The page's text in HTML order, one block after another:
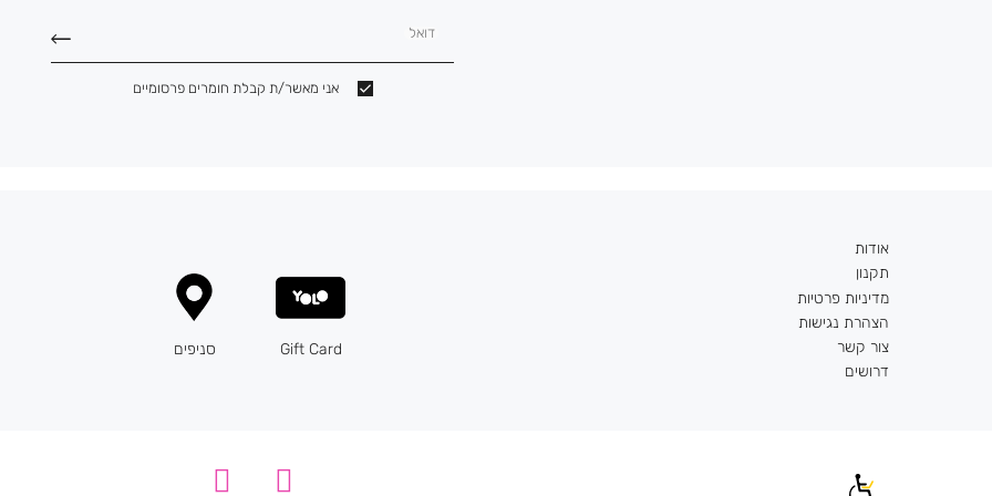
דואל
אני מאשר/ת קבלת חומרים פרסומיים
אודות
תקנון
מדיניות פרטיות
הצהרת נגישות
צור קשר
דרושים
Gift Card סניפים